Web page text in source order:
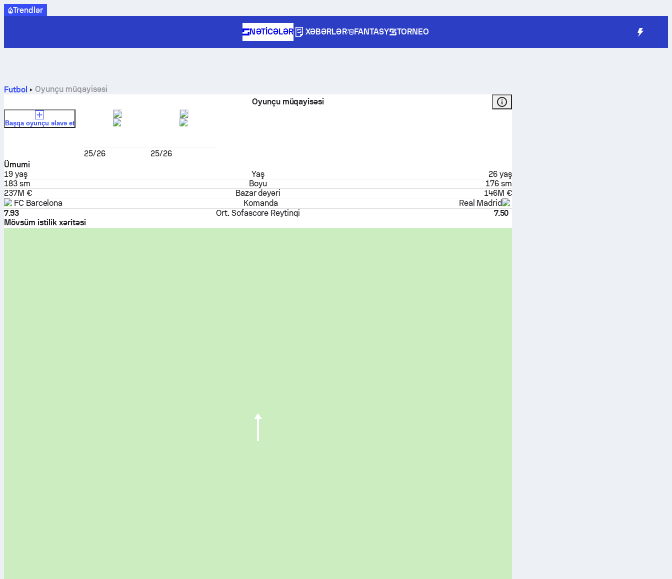
Trendlər
NƏTICƏLƏR XƏBƏRLƏR FANTASY TORNEO
Futbol
Oyunçu müqayisəsi
Oyunçu müqayisəsi
Başqa oyunçu əlavə et
25/26
25/26
Ümumi
19 yaş Yaş 26 yaş
183 sm
Boyu
176 sm
237M €
Bazar dəyəri
146M €
FC Barcelona
Komanda
Real Madrid
7.93
Ort. Sofascore Reytinqi
7.50
Mövsüm istilik xəritəsi